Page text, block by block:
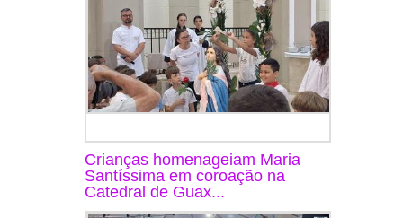
Crianças homenageiam Maria
Santíssima em coroação na
Catedral de Guax...